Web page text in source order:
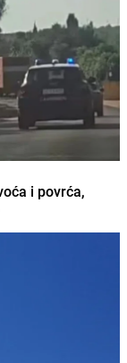
i povrća,